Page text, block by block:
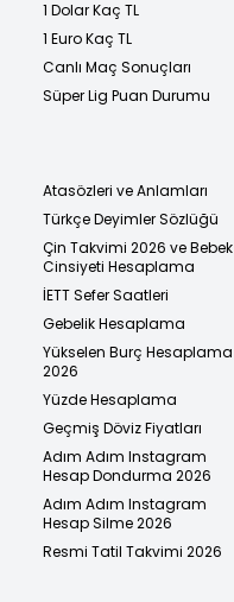
1 Dolar Kaç TL
1 Euro Kaç TL
Canlı Maç Sonuçları
Süper Lig Puan Durumu
Atasözleri ve Anlamları
Türkçe Deyimler Sözlüğü
Çin Takvimi 2026 ve Bebek
Cinsiyeti Hesaplama
İETT Sefer Saatleri
Gebelik Hesaplama
Yükselen Burç Hesaplama
2026
Yüzde Hesaplama
Geçmiş Döviz Fiyatları
Adım Adım Instagram
Hesap Dondurma 2026
Adım Adım Instagram
Hesap Silme 2026
Resmi Tatil Takvimi 2026